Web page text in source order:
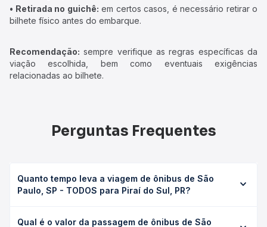
• Retirada no guichê: em certos casos, é necessário retirar o
bilhete físico antes do embarque.
Recomendação: sempre verifique as regras específicas da
viação escolhida, bem como eventuais exigências
relacionadas ao bilhete.
Perguntas Frequentes
Quanto tempo leva a viagem de ônibus de São
Paulo, SP - TODOS para Piraí do Sul, PR?
do Sul, PR leva em média 12h 16min, podendo variar
Qual é o valor da passagem de ônibus de São